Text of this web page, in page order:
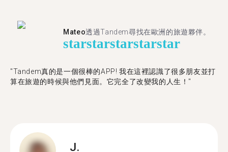
Mateo透過Tandem尋找在歐洲的旅遊夥伴。
starstarstarstarstar
"Tandem真的是一個很棒的APP! 我在這裡認識了很多朋友並打
算在旅遊的時候與他們見面。它完全了改變我的人生！"
J.